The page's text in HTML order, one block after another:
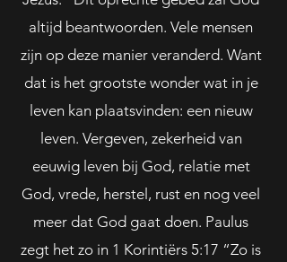
altijd beantwoorden. Vele mensen
zijn op deze manier veranderd. Want
dat is het grootste wonder wat in je
leven kan plaatsvinden: een nieuw
leven. Vergeven, zekerheid van
eeuwig leven bij God, relatie met
God, vrede, herstel, rust en nog veel
meer dat God gaat doen. Paulus
zegt het zo in 1 Korintiërs 5:17 “Zo is